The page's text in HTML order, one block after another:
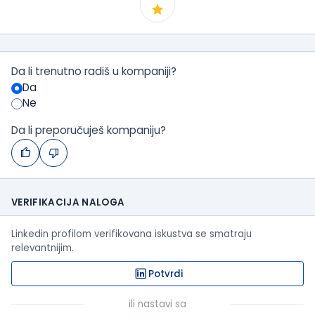
Da li trenutno radiš u kompaniji?
Da
Ne
Da li preporučuješ kompaniju?
VERIFIKACIJA NALOGA
Linkedin profilom verifikovana iskustva se smatraju
relevantnijim.
Potvrdi
ili nastavi sa